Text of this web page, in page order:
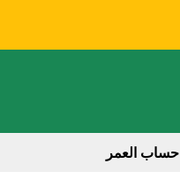
حساب العمر